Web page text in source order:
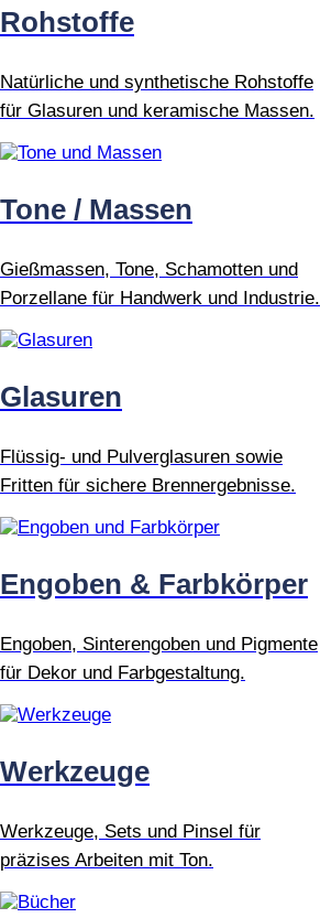
Rohstoffe
Natürliche und synthetische Rohstoffe
für Glasuren und keramische Massen.
Tone / Massen
Gießmassen, Tone, Schamotten und
Porzellane für Handwerk und Industrie.
Glasuren
Flüssig- und Pulverglasuren sowie
Fritten für sichere Brennergebnisse.
Engoben & Farbkörper
Engoben, Sinterengoben und Pigmente
für Dekor und Farbgestaltung.
Werkzeuge
Werkzeuge, Sets und Pinsel für
präzises Arbeiten mit Ton.